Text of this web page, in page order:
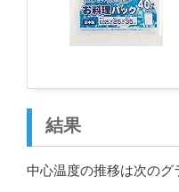
結果
中心温度の推移は次のグ